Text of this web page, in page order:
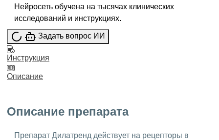
Нейросеть обучена на тысячах клинических
исследований и инструкциях.
Задать вопрос ИИ
Инструкция
Описание
Описание препарата
Препарат Дилатренд действует на рецепторы в